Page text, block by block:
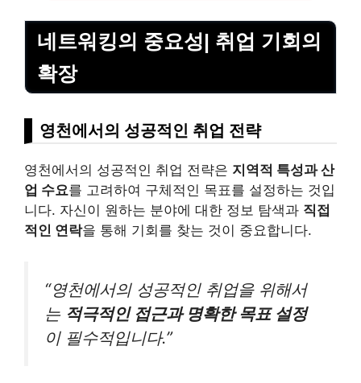
네트워킹의 중요성| 취업 기회의
확장
영천에서의 성공적인 취업 전략
영천에서의 성공적인 취업 전략은 지역적 특성과 산
업 수요를 고려하여 구체적인 목표를 설정하는 것입
니다. 자신이 원하는 분야에 대한 정보 탐색과 직접
적인 연락을 통해 기회를 찾는 것이 중요합니다.
“영천에서의 성공적인 취업을 위해서
는 적극적인 접근과 명확한 목표 설정
이 필수적입니다.”